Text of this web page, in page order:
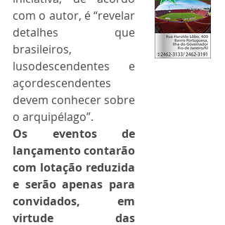
com o autor, é “revelar
detalhes que
brasileiros,
lusodescendentes e
açordescendentes
devem conhecer sobre
o arquipélago”.
Os eventos de
lançamento contarão
com lotação reduzida
e serão apenas para
convidados, em
virtude das